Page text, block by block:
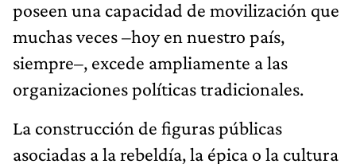
poseen una capacidad de movilización que
muchas veces –hoy en nuestro país,
siempre–, excede ampliamente a las
organizaciones políticas tradicionales.
La construcción de figuras públicas
asociadas a la rebeldía, la épica o la cultura